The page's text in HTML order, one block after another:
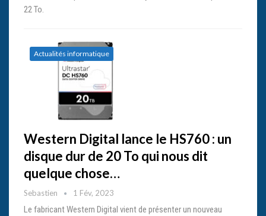
22 To.
Actualités informatique
Western Digital lance le HS760 : un
disque dur de 20 To qui nous dit
quelque chose…
Sebastien 1 Fév, 2023
Le fabricant Western Digital vient de présenter un nouveau